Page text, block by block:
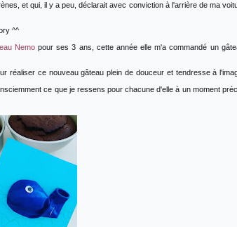
et qui, il y a peu, déclarait avec conviction à l'arrière de ma
^^
Nemopour ses 3 ans, cette année elle m'a commandé un
réaliser ce nouveau gâteau plein de douceur et tendresse à
ce que je ressens pour chacune d'elle à un moment